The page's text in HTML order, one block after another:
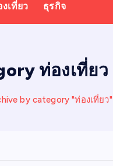
เที่ยว ธุรกิจ
ท่องเที่ยว
by category "ท่องเที่ยว"